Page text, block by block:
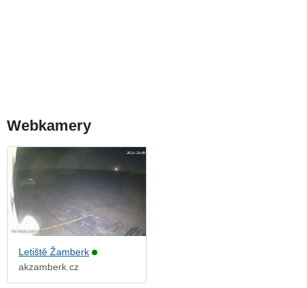
Webkamery
Letiště Žamberk
akzamberk.cz